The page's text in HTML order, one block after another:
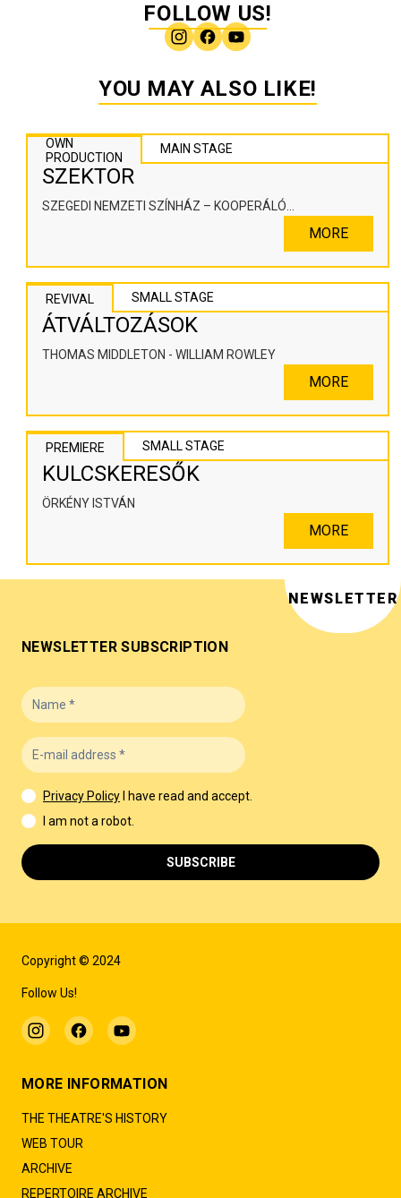
FOLLOW US!
YOU MAY ALSO LIKE!
OWN
PRODUCTION
MAIN STAGE
SZEKTOR
SZEGEDI NEMZETI SZÍNHÁZ – KOOPERÁLÓ
MORE
REVIVAL SMALL STAGE
ÁTVÁLTOZÁSOK
THOMAS MIDDLETON - WILLIAM ROWLEY
MORE
PREMIERE SMALL STAGE
KULCSKERESŐK
ÖRKÉNY ISTVÁN
MORE
Copyright © 2024
Follow Us!
MORE INFORMATION
THE THEATRE'S HISTORY
WEB TOUR
ARCHIVE
REPERTOIRE ARCHIVE
NEWSLETTER
NEWSLETTER SUBSCRIPTION
Privacy Policy
I have read and accept.
I am not a robot.
SUBSCRIBE